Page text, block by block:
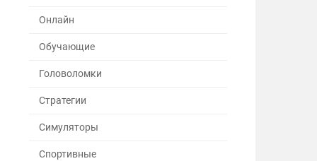
Онлайн
Обучающие
Головоломки
Стратегии
Симуляторы
Спортивные